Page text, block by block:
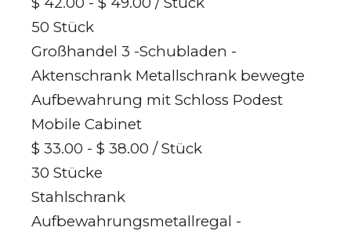
50 Stück
Großhandel 3 -Schubladen -
Aktenschrank Metallschrank bewegte
Aufbewahrung mit Schloss Podest
Mobile Cabinet
$ 33.00 - $ 38.00 / Stück
30 Stücke
Stahlschrank
Aufbewahrungsmetallregal -